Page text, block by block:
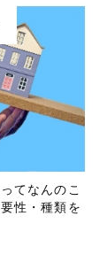
てなんのこ
性・種類を